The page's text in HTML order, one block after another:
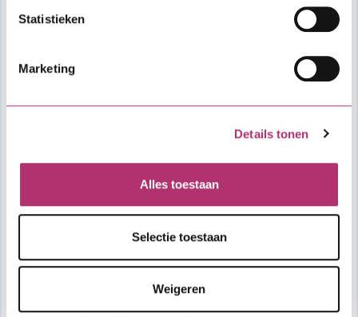
Statistieken
Marketing
Details tonen
Alles toestaan
Selectie toestaan
Weigeren
Oplopende Combinatielening